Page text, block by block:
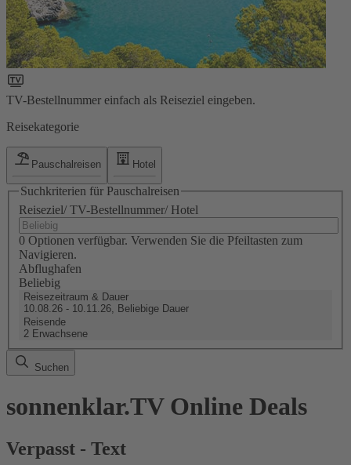
TV-Bestellnummer einfach als Reiseziel eingeben.
Reisekategorie
Pauschalreisen Hotel
Suchkriterien für Pauschalreisen
Reiseziel/ TV-Bestellnummer/ Hotel
0 Optionen verfügbar. Verwenden Sie die Pfeiltasten zum
Navigieren.
Abflughafen
Beliebig
Reisezeitraum & Dauer
10.08.26 - 10.11.26, Beliebige Dauer
Reisende
2 Erwachsene
Suchen
sonnenklar.TV Online Deals
Verpasst - Text